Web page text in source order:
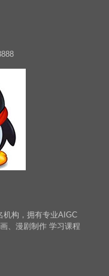
机构，拥有专业AIGC
、漫剧制作 学习课程